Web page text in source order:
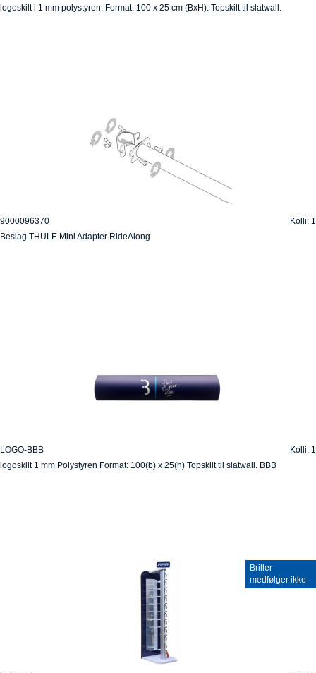
logoskilt i 1 mm polystyren. Format: 100 x 25 cm (BxH). Topskilt til slatwall.
9000096370
Kolli: 1
Beslag THULE Mini Adapter RideAlong
LOGO-BBB
Kolli: 1
logoskilt 1 mm Polystyren Format: 100(b) x 25(h) Topskilt til slatwall. BBB
Briller
medfølger ikke